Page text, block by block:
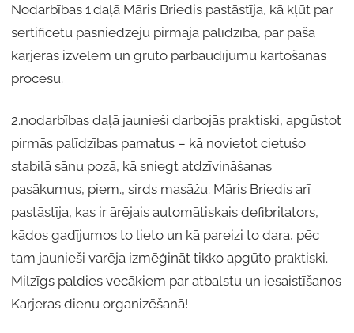
Nodarbības 1.daļā Māris Briedis pastāstīja, kā kļūt par
sertificētu pasniedzēju pirmajā palīdzībā, par paša
karjeras izvēlēm un grūto pārbaudījumu kārtošanas
procesu.
2.nodarbības daļā jaunieši darbojās praktiski, apgūstot
pirmās palīdzības pamatus – kā novietot cietušo
stabilā sānu pozā, kā sniegt atdzīvināšanas
pasākumus, piem., sirds masāžu. Māris Briedis arī
pastāstīja, kas ir ārējais automātiskais defibrilators,
kādos gadījumos to lieto un kā pareizi to dara, pēc
tam jaunieši varēja izmēģināt tikko apgūto praktiski.
Milzīgs paldies vecākiem par atbalstu un iesaistīšanos
Karjeras dienu organizēšanā!